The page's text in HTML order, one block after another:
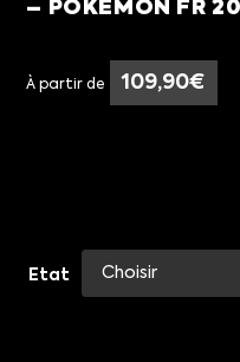
– POKEMON FR
À partir de 109,90€
Etat